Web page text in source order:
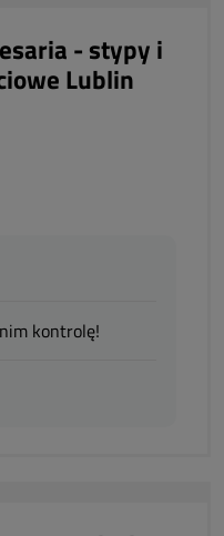
- stypy i
Lublin
kontrolę!